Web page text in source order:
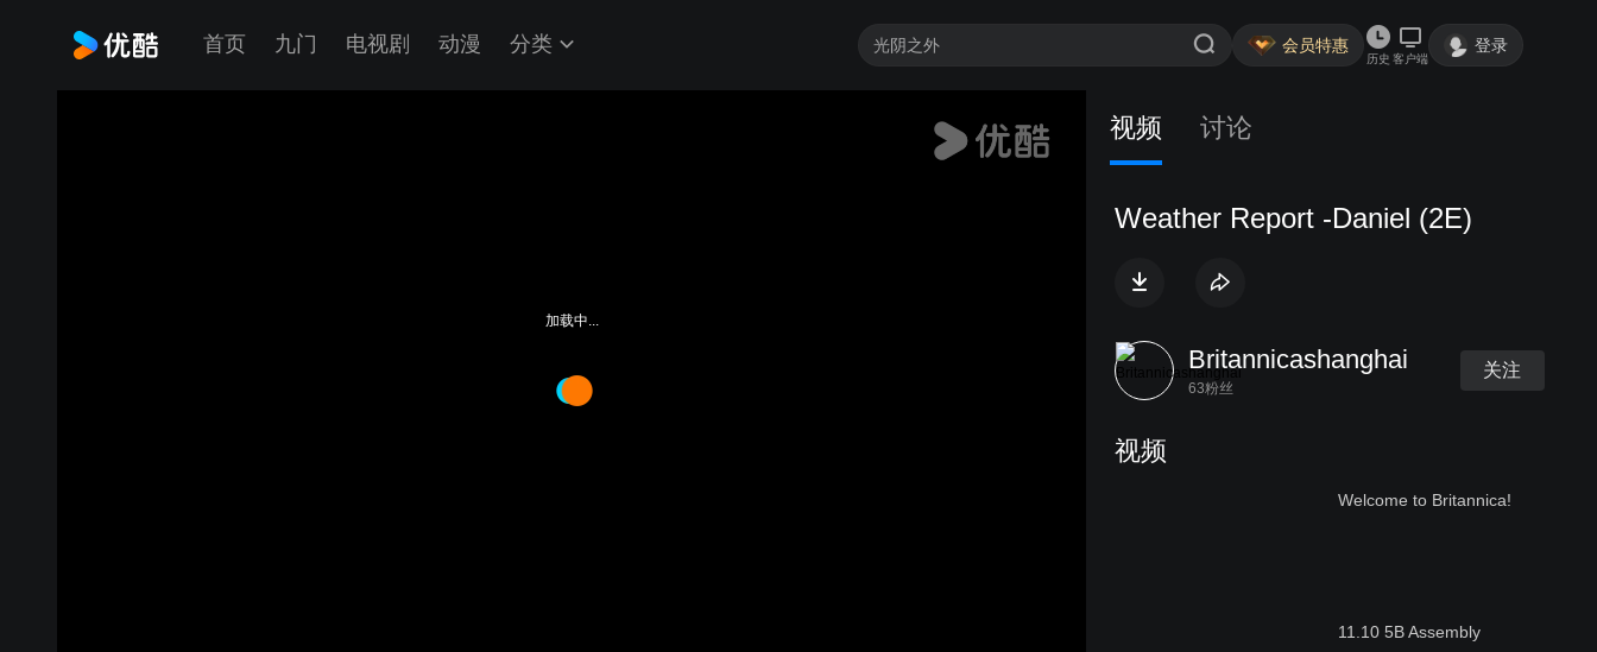
首页 九门 电视剧 动漫 分类 会员特惠
历史 客户端
登录
加载中...
视频 讨论
Weather Report -Daniel (2E)
Britannicashanghai
63粉丝
关注
视频
Welcome to Britannica!
11.10 5B Assembly